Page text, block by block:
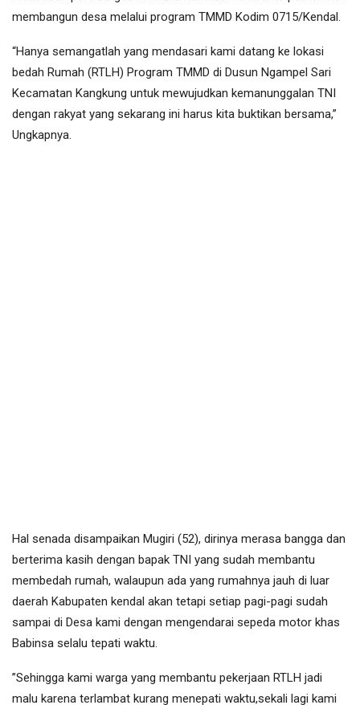
membangun desa melalui program TMMD Kodim 0715/Kendal.
“Hanya semangatlah yang mendasari kami datang ke lokasi
bedah Rumah (RTLH) Program TMMD di Dusun Ngampel Sari
Kecamatan Kangkung untuk mewujudkan kemanunggalan TNI
dengan rakyat yang sekarang ini harus kita buktikan bersama,”
Ungkapnya.
Hal senada disampaikan Mugiri (52), dirinya merasa bangga dan
berterima kasih dengan bapak TNI yang sudah membantu
membedah rumah, walaupun ada yang rumahnya jauh di luar
daerah Kabupaten kendal akan tetapi setiap pagi-pagi sudah
sampai di Desa kami dengan mengendarai sepeda motor khas
Babinsa selalu tepati waktu.
”Sehingga kami warga yang membantu pekerjaan RTLH jadi
malu karena terlambat kurang menepati waktu,sekali lagi kami